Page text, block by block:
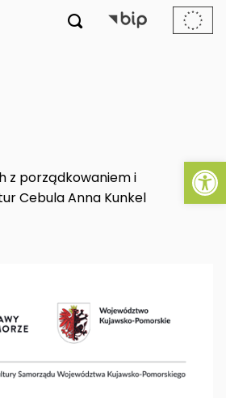

z porządkowaniem i
Cebula Anna Kunkel